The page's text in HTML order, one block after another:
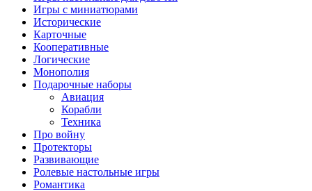
Игры с миниатюрами
Исторические
Карточные
Кооперативные
Логические
Монополия
Подарочные наборы
Авиация
Корабли
Техника
Про войну
Протекторы
Развивающие
Ролевые настольные игры
Романтика